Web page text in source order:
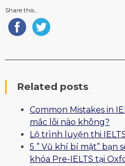
Share this...
Related posts
Common Mistakes in
mắc lỗi nào không?
Lộ trình luyện thi
5 ” Vũ khí bí mật” bạn
khóa Pre-IELTS tại